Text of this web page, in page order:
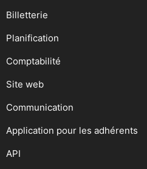
Billetterie
Planification
Comptabilité
Site web
Communication
Application pour les adhérents
API